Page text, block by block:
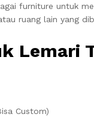
furniture untuk
ruang lain yang
Lemari
Custom)